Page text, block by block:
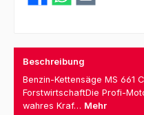
Beschreibung
Benzin-Kettensäge MS 661
ForstwirtschaftDie Profi-
wahres Kraf… Mehr